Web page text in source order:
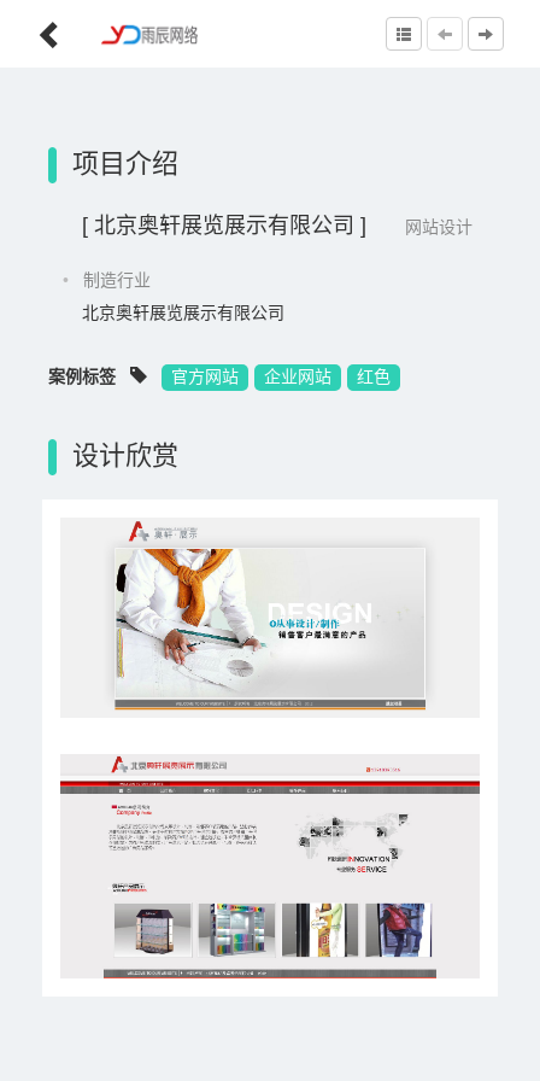
项目介绍
[ 北京奥轩展览展示有限公司 ] 网站设计
•
制造行业
北京奥轩展览展示有限公司
案例标签 官方网站 企业网站 红色
设计欣赏